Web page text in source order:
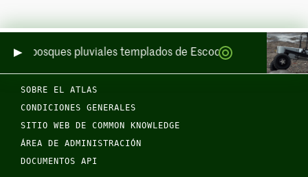
los bosques pluviales templados de Escocia por mar y por
SOBRE EL ATLAS
CONDICIONES GENERALES
SITIO WEB DE COMMON KNOWLEDGE
ÁREA DE ADMINISTRACIÓN
DOCUMENTOS API